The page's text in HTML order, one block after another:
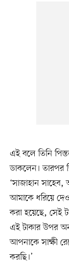
এই বলে তিনি
ডাকলেন। তারপর
‘সাজাহান সাহেব,
আমাকে ধরিয়ে
করা হয়েছে, সেই
এই টাকার উপর
আপনাকে সাক্ষী
করছি।’